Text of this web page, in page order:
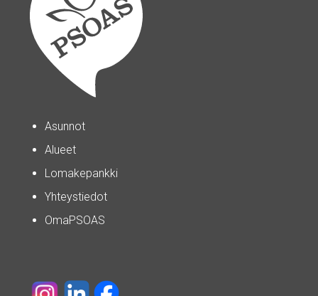
Asunnot
Alueet
Lomakepankki
Yhteystiedot
OmaPSOAS